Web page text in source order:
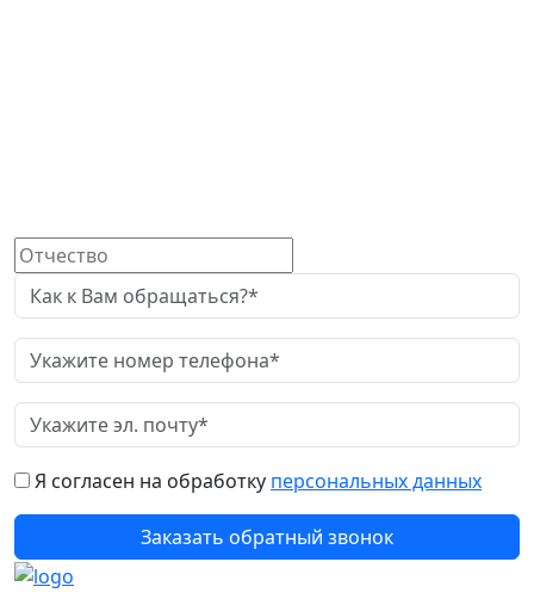
Я согласен на обработку персональных данных
Заказать обратный звонок